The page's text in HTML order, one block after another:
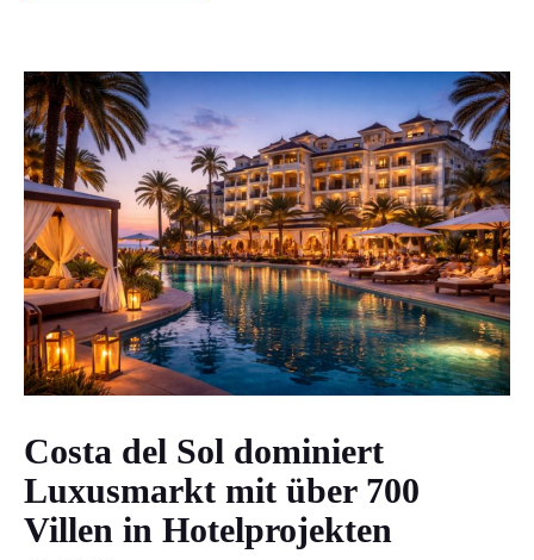
Costa del Sol dominiert
Luxusmarkt mit über 700
Villen in Hotelprojekten